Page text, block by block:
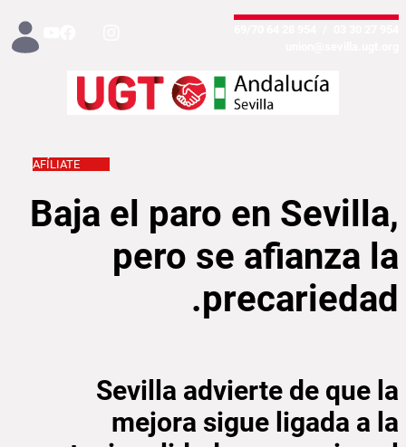
تخطي إلى المحتوى الرئيسي
pero se afianza la precariedad - Sevilla
Baja el paro en Sevilla,
pero se afianza la
precariedad.
Sevilla advierte de que la
mejora sigue ligada a la